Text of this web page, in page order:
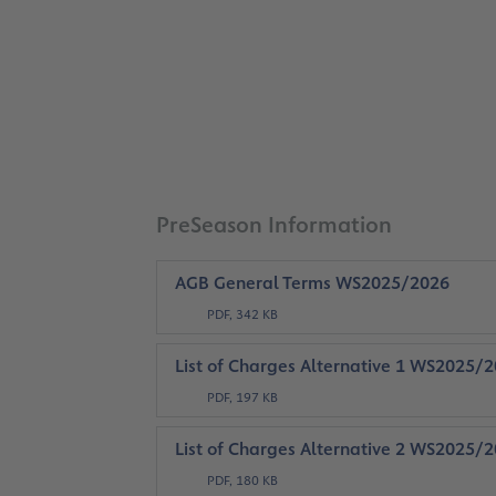
PreSeason Information
AGB General Terms WS2025/2026
PDF, 342 KB
List of Charges Alternative 1 WS2025/
PDF, 197 KB
List of Charges Alternative 2 WS2025/
PDF, 180 KB